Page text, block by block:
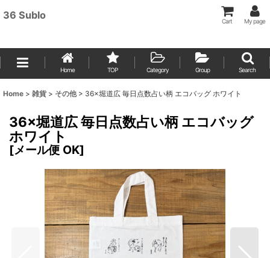
36 Sublo
Cart My page
Home TOP Category Group Search
Home > 雑貨 > その他 > 36×堀道広 毎日点数占い柄 エコバッグ ホワイト
36×堀道広 毎日点数占い柄 エコバッグ
ホワイト
[メール便 OK]